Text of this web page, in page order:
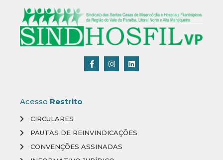
Acesso Restrito
CIRCULARES
PAUTAS DE REINVINDICAÇÕES
CONVENÇÕES ASSINADAS